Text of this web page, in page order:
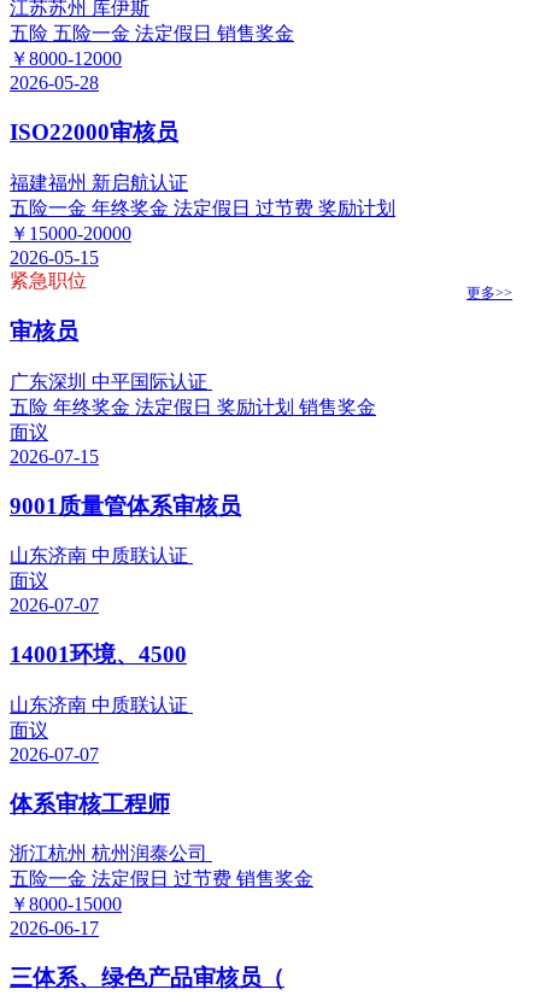
江苏苏州 库伊斯
五险 五险一金 法定假日 销售奖金
￥8000-12000
2026-05-28
ISO22000审核员
福建福州 新启航认证
五险一金 年终奖金 法定假日 过节费 奖励计划
￥15000-20000
2026-05-15
紧急职位
更多>>
审核员
广东深圳 中平国际认证
五险 年终奖金 法定假日 奖励计划 销售奖金
面议
2026-07-15
9001质量管体系审核员
山东济南 中质联认证
面议
2026-07-07
14001环境、4500
山东济南 中质联认证
面议
2026-07-07
体系审核工程师
浙江杭州 杭州润泰公司
五险一金 法定假日 过节费 销售奖金
￥8000-15000
2026-06-17
三体系、绿色产品审核员（